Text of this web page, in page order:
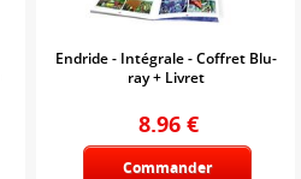
Endride - Intégrale - Coffret Blu-
ray + Livret
8.96 €
Commander